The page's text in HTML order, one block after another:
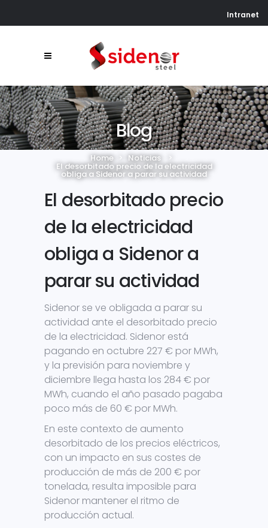
Intranet
Blog
Home Noticias >
El desorbitado precio de la electricidad
obliga a Sidenor a parar su actividad
El desorbitado precio
de la electricidad
obliga a Sidenor a
parar su actividad
Sidenor se ve obligada a parar su
actividad ante el desorbitado precio
de la electricidad. Sidenor está
pagando en octubre 227 € por MWh,
y la previsión para noviembre y
diciembre llega hasta los 284 € por
MWh, cuando el año pasado pagaba
poco más de 60 € por MWh.
En este contexto de aumento
desorbitado de los precios eléctricos,
con un impacto en sus costes de
producción de más de 200 € por
tonelada, resulta imposible para
Sidenor mantener el ritmo de
producción actual.